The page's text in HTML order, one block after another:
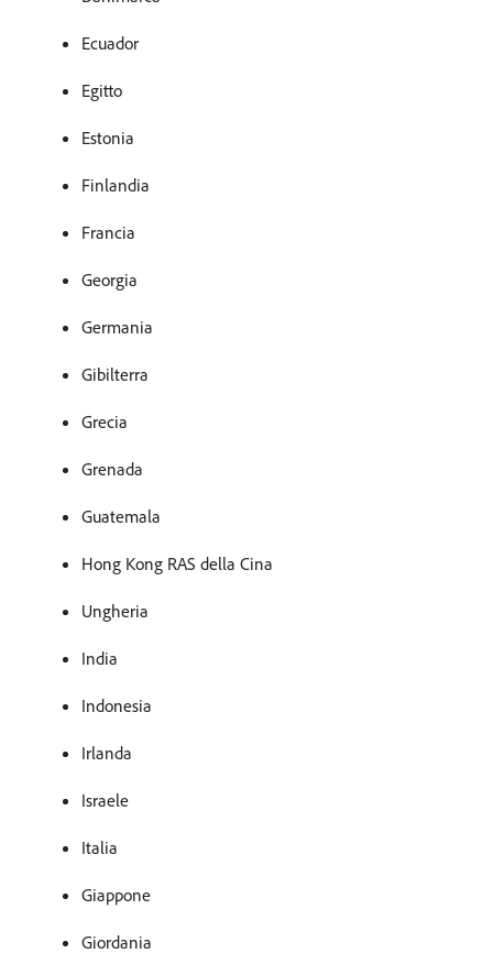
Ecuador
Egitto
Estonia
Finlandia
Francia
Georgia
Germania
Gibilterra
Grecia
Grenada
Guatemala
Hong Kong RAS della Cina
Ungheria
India
Indonesia
Irlanda
Israele
Italia
Giappone
Giordania